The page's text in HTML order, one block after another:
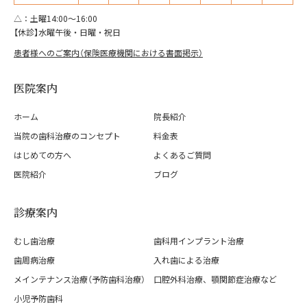
△：土曜14:00～16:00
【休診】水曜午後・日曜・祝日
患者様へのご案内（保険医療機関における書面掲示）
医院案内
ホーム
当院の歯科治療のコンセプト
はじめての方へ
医院紹介
院長紹介
料金表
よくあるご質問
ブログ
診療案内
むし歯治療
歯周病治療
メインテナンス治療（予防歯科治療）
小児予防歯科
歯科用インプラント治療
入れ歯による治療
口腔外科治療、顎関節症治療など